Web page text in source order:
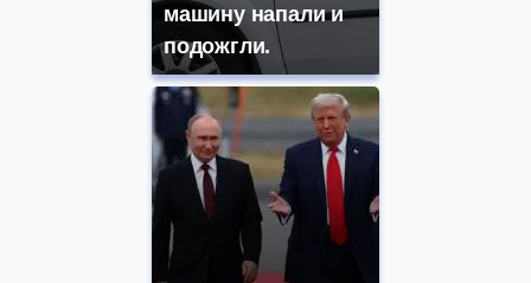
машину напали и
подожгли.